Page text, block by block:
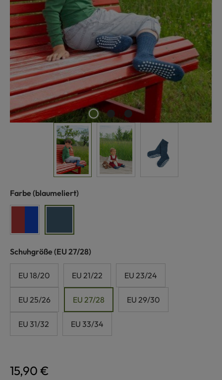
Farbe auswählen
(blaumeliert)
Schuhgröße auswählen
(EU 27/28)
EU 18/20 EU 21/22 EU 23/24
EU 25/26 EU 27/28 EU 29/30
EU 31/32 EU 33/34
15,90 €